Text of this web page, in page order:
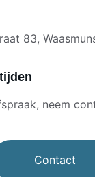
83,
neem
Contact